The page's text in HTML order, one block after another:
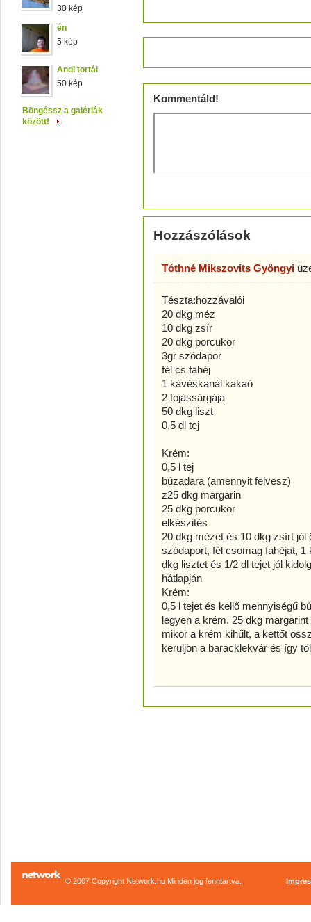
30 kép
én
5 kép
Andi tortái
50 kép
Böngéssz a galériák
között!
Kommentáld!
Hozzászólások
Tóthné Mikszovits Gyöngyi
Tészta:hozzávalói
20 dkg méz
10 dkg zsír
20 dkg porcukor
3gr szódapor
fél cs fahéj
1 kávéskanál kakaó
2 tojássárgája
50 dkg liszt
0,5 dl tej
Krém:
0,5 l tej
búzadara (amennyit felvesz)
z25 dkg margarin
25 dkg porcukor
elkészités
20 dkg mézet és 10 dkg zsírt
szódaport, fél csomag fahéjat,
dkg lisztet és 1/2 dl tejet jól
hátlapján
Krém:
0,5 l tejet és kellő mennyiségű
legyen a krém. 25 dkg
mikor a krém kihűlt, a kettőt
kerüljön a baracklekvár és így
© 2007 Copyright Network.hu Minden jog fenntartva.